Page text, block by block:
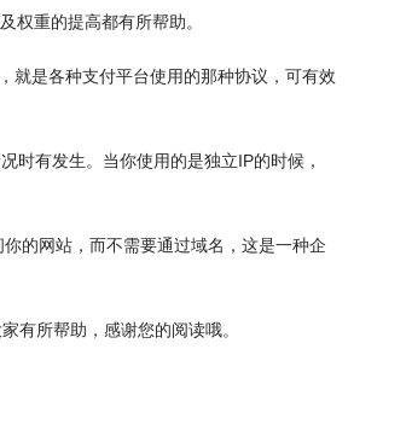
重的提高都有所帮助。
是各种支付平台使用的那种协议，可有效
有发生。当你使用的是独立IP的时候，
的网站，而不需要通过域名，这是一种企
所帮助，感谢您的阅读哦。